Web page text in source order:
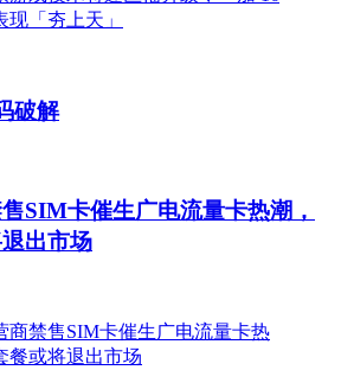
破解
SIM卡催生广电流量卡热潮，
出市场